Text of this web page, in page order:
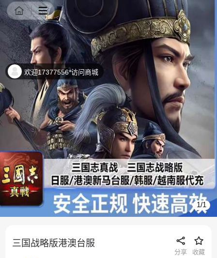
商品详情
欢迎17377556*访问商城
1/1
三国战略版港澳台服
分享 收藏